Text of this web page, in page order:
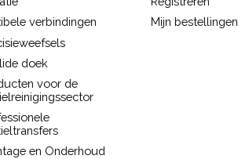
verbindingen
doek
voor de
en Onderhoud
Mijn bestellingen